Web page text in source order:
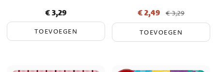
Prijs :€ 3,29
€ 3,29
TOEVOEGEN
Actuele prijs: € 2,49Vorige
prijs € 3,29
€ 2,49 € 3,29
TOEVOEGEN